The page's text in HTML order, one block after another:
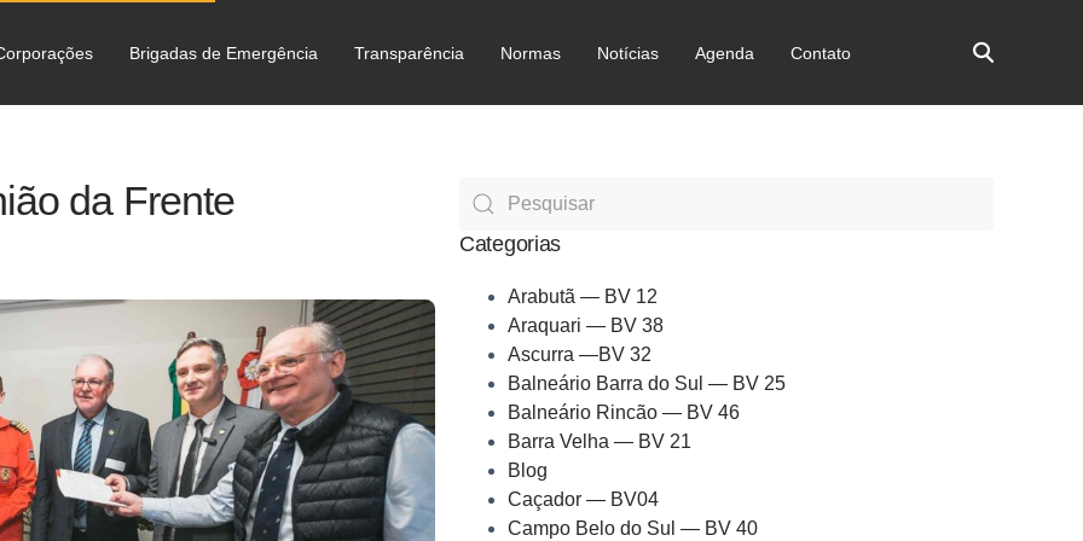
Brigadas de Emergência Transparência Normas Notícias Agenda Contato
da Frente
Categorias
Arabutã — BV 12
Araquari — BV 38
Ascurra —BV 32
Balneário Barra do Sul — BV 25
Balneário Rincão — BV 46
Barra Velha — BV 21
Blog
Caçador — BV04
Campo Belo do Sul — BV 40